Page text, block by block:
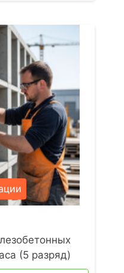
(5 разряд)